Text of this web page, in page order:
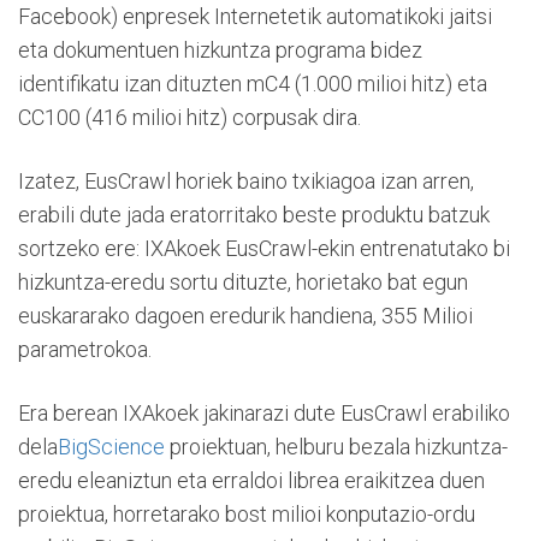
Facebook) enpresek Internetetik automatikoki jaitsi
eta dokumentuen hizkuntza programa bidez
identifikatu izan dituzten mC4 (1.000 milioi hitz) eta
CC100 (416 milioi hitz) corpusak dira.
Izatez, EusCrawl horiek baino txikiagoa izan arren,
erabili dute jada eratorritako beste produktu batzuk
sortzeko ere: IXAkoek EusCrawl-ekin entrenatutako bi
hizkuntza-eredu sortu dituzte, horietako bat egun
euskararako dagoen eredurik handiena, 355 Milioi
parametrokoa.
Era berean IXAkoek jakinarazi dute EusCrawl erabiliko
delaBigScience proiektuan, helburu bezala hizkuntza-
eredu eleaniztun eta erraldoi librea eraikitzea duen
proiektua, horretarako bost milioi konputazio-ordu